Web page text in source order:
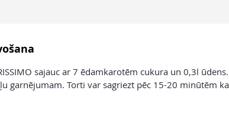
sajauc ar 7 ēdamkarotēm cukura un 0,3l
garnējumam. Torti var sagriezt pēc 15-20 minūtēm